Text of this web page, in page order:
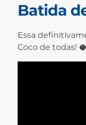
Batida
Essa
Coco de todas! 🥥